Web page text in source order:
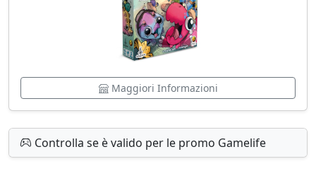
Maggiori Informazioni
Controlla se è valido per le promo Gamelife